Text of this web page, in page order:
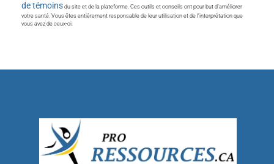
de témoins du site et de la plateforme. Ces outils et conseils ont pour but d’améliorer
votre santé. Vous êtes entièrement responsable de leur utilisation et de l’interprétation que
vous avez de ceux-ci.